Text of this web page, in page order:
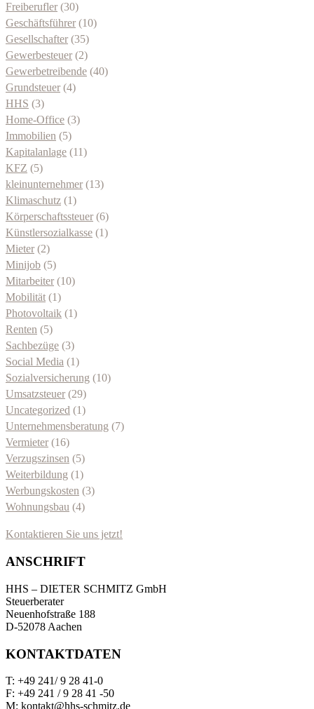
Freiberufler (30)
Geschäftsführer (10)
Gesellschafter (35)
Gewerbesteuer (2)
Gewerbetreibende (40)
Grundsteuer (4)
HHS (3)
Home-Office (3)
Immobilien (5)
Kapitalanlage (11)
KFZ (5)
kleinunternehmer (13)
Klimaschutz (1)
Körperschaftssteuer (6)
Künstlersozialkasse (1)
Mieter (2)
Minijob (5)
Mitarbeiter (10)
Mobilität (1)
Photovoltaik (1)
Renten (5)
Sachbezüge (3)
Social Media (1)
Sozialversicherung (10)
Umsatzsteuer (29)
Uncategorized (1)
Unternehmensberatung (7)
Vermieter (16)
Verzugszinsen (5)
Weiterbildung (1)
Werbungskosten (3)
Wohnungsbau (4)
Kontaktieren Sie uns jetzt!
ANSCHRIFT
HHS – DIETER SCHMITZ GmbH
Steuerberater
Neuenhofstraße 188
D-52078 Aachen
KONTAKTDATEN
T: +49 241/ 9 28 41-0
F: +49 241 / 9 28 41 -50
M: kontakt@hhs-schmitz.de